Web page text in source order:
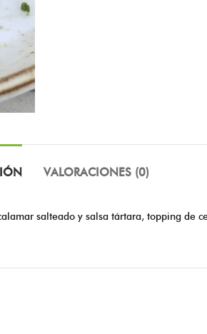
VALORACIONES (0)
salteado y salsa tártara, topping de